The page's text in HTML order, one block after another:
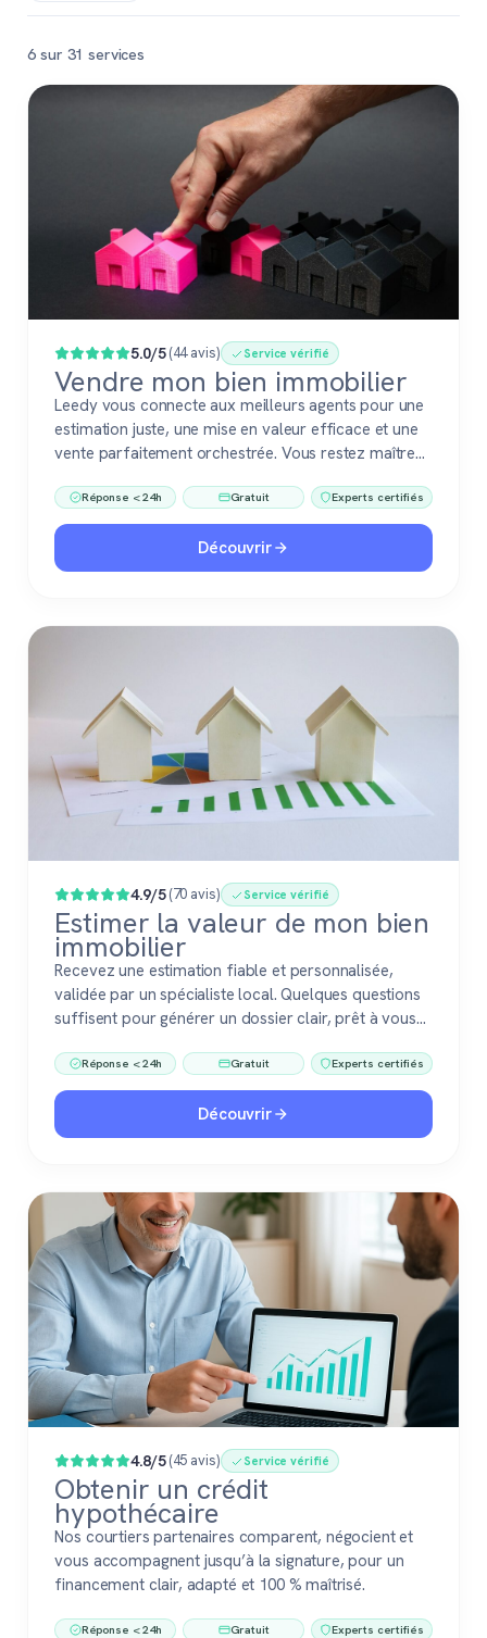
6 sur 31 services
Populaire
5.0/5(44 avis) Service vérifié
Vendre mon bien immobilier
Leedy vous connecte aux meilleurs agents pour une
estimation juste, une mise en valeur efficace et une
vente parfaitement orchestrée. Vous restez maître
Réponse < 24h Gratuit Experts certifiés
Découvrir
4.9/5(70 avis) Service vérifié
Estimer la valeur de mon bien
immobilier
Recevez une estimation fiable et personnalisée,
validée par un spécialiste local. Quelques questions
suffisent pour générer un dossier clair, prêt à vous
immobilier. Gratuit, sans engagement, 100 %
confiance.
Réponse < 24h Gratuit Experts certifiés
Découvrir
4.8/5(45 avis) Service vérifié
Obtenir un crédit
hypothécaire
Nos courtiers partenaires comparent, négocient et
vous accompagnent jusqu’à la signature, pour un
financement clair, adapté et 100 % maîtrisé.
Réponse < 24h Gratuit Experts certifiés